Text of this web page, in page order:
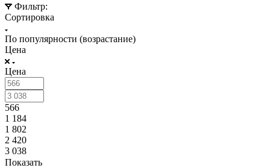
Фильтр:
Сортировка
По популярности (возрастание)
Цена
Цена
566
1 184
1 802
2 420
3 038
Показать